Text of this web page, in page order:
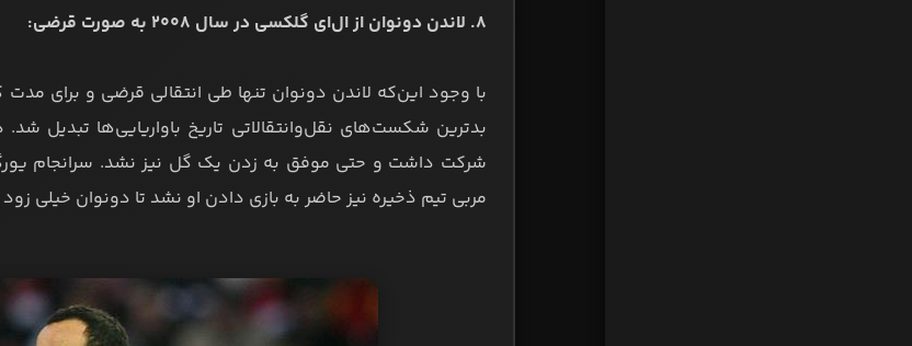
۸. لاندن دونوان از ال‌ای گلکسی در سال ۲۰۰۸ به صورت قرضی:
با وجود این‌که لاندن دونوان تنها طی انتقالی قرضی و برای
شرکت داشت و حتی موفق به زدن یک گل نیز نشد. سرانجام
مربی تیم ذخیره نیز حاضر به بازی دادن او نشد تا دونوان خیلی